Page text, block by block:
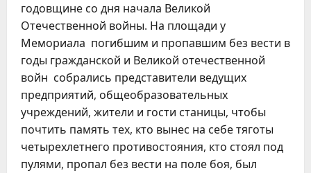
годовщине со дня начала Великой
Отечественной войны. На площади у
Мемориала погибшим и пропавшим без вести в
годы гражданской и Великой отечественной
войн собрались представители ведущих
предприятий, общеобразовательных
учреждений, жители и гости станицы, чтобы
почтить память тех, кто вынес на себе тяготы
четырехлетнего противостояния, кто стоял под
пулями, пропал без вести на поле боя, был